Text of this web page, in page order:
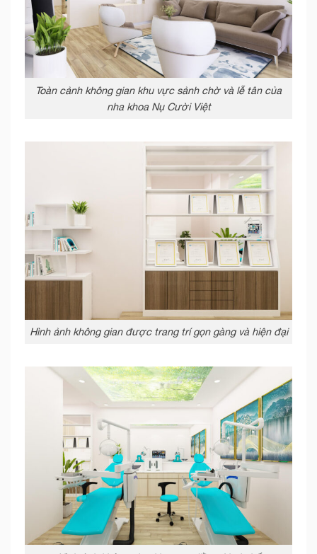
Toàn cảnh không gian khu vực sảnh chờ và lễ tân của
nha khoa Nụ Cười Việt
Hình ảnh không gian được trang trí gọn gàng và hiện đại